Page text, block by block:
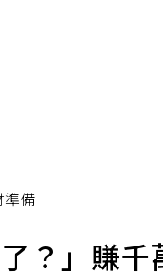
準備
了？」賺